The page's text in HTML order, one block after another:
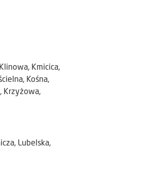
Kmicica,
Kośna,
Krzyżowa,
Lubelska,